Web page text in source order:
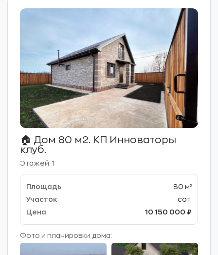
🏠 Дом 80 м2. КП Инноваторы
клуб.
Этажей: 1
80 м²
сот.
10 150 000 ₽
Фото и планировки дома: